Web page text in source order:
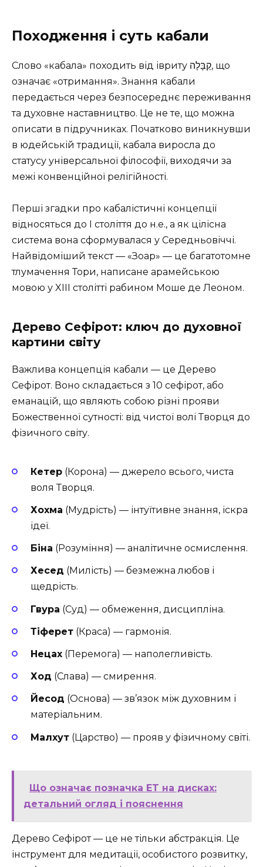
Походження і суть кабали
Слово «кабала» походить від івриту קַבָּלָה‎, що
означає «отримання». Знання кабали
передається через безпосереднє переживання
та духовне наставництво. Це не те, що можна
описати в підручниках. Початково виникнувши
в юдейській традиції, кабала виросла до
статусу універсальної філософії, виходячи за
межі конвенційної релігійності.
Перші згадки про кабалістичні концепції
відносяться до І століття до н.е., а як цілісна
система вона сформувалася у Середньовіччі.
Найвідоміший текст — «Зоар» — це багатотомне
тлумачення Тори, написане арамейською
мовою у XIII столітті рабином Моше де Леоном.
Дерево Сефірот: ключ до духовної
картини світу
Важлива концепція кабали — це Дерево
Сефірот. Воно складається з 10 сефірот, або
еманацій, що являють собою різні прояви
Божественної сутності: від чистої волі Творця до
фізичного світу.
Кетер (Корона) — джерело всього, чиста
воля Творця.
Хохма (Мудрість) — інтуїтивне знання, іскра
ідеї.
Біна (Розуміння) — аналітичне осмислення.
Хесед (Милість) — безмежна любов і
щедрість.
Гвура (Суд) — обмеження, дисципліна.
Тіферет (Краса) — гармонія.
Нецах (Перемога) — наполегливість.
Ход (Слава) — смирення.
Йесод (Основа) — зв’язок між духовним і
матеріальним.
Малхут (Царство) — прояв у фізичному світі.
Що означає позначка ET на дисках:
детальний огляд і пояснення
Дерево Сефірот — це не тільки абстракція. Це
інструмент для медитації, особистого розвитку,